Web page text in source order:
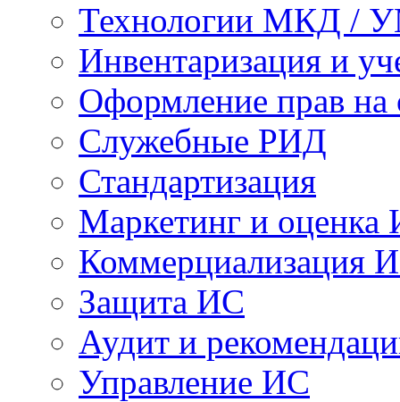
Технологии МКД /
Инвентаризация и
Оформление прав
Служебные РИД
Стандартизация
Маркетинг и оценка
Коммерциализация
Защита ИС
Аудит и
Управление ИС